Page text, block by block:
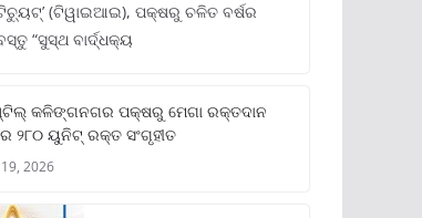
(ଟିୱାଇଆଇ), ପକ୍ଷରୁ ଚଳିତ ବର୍ଷର
“ସୁସ୍ଥ ବାର୍ଦ୍ଧକ୍ୟ
କଳିଙ୍ଗନଗର ପକ୍ଷରୁ ମେଗା ରକ୍ତଦାନ
୨୮୦ ୟୁନିଟ୍‌ ରକ୍ତ ସଂଗୃହୀତ
19, 2026